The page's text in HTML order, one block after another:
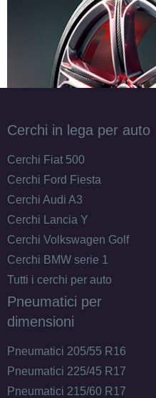
Cerchi in lega per auto
Cerchi Fiat 500
Cerchi Ford Fiesta
Cerchi Audi A3
Cerchi Lancia Y
Cerchi Volkswagen Golf
Cerchi BMW serie 1
Tutti i cerchi per auto
Pneumatici per
dimensioni
Pneumatici 205/55 R16
Pneumatici 225/45 R17
Pneumatici 215/60 R17